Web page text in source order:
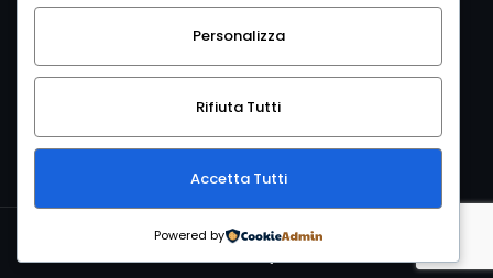
Con l'invio del messaggio l'utente dichiara di aver letto
l’informativa sulla privacy e di acconsentire al trattamento
dei propri dati personali.
Copyright © 1999-2026Mediares S.c.PI 07341730013 - [
Personalizza
Rifiuta Tutti
Accetta Tutti
Powered by